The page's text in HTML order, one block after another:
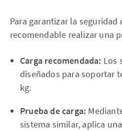
Para garantizar la
recomendable realizar una
Carga recomendada: Los
diseñados para soportar
kg.
Prueba de carga:
sistema similar, aplica